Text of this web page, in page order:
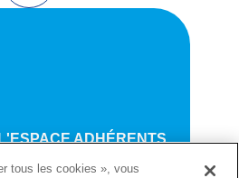
ADHÉRENTS
tous les cookies », vous